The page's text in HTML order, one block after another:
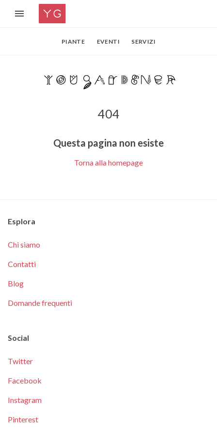
PIANTE EVENTI SERVIZI
404
Questa pagina non esiste
Torna alla homepage
Esplora
Chi siamo
Contatti
Blog
Domande frequenti
Social
Twitter
Facebook
Instagram
Pinterest